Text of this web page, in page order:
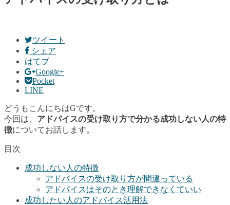
ツイート
シェア
はてブ
Google+
Pocket
LINE
どうもこんにちはGです。
今回は、 アドバイスの受け取り方で分かる成功しない人の特
徴についてお話します。
目次
成功しない人の特徴
アドバイスの受け取り方が間違っている
アドバイスはそのとき理解できなくていい
成功したい人のアドバイス活用法